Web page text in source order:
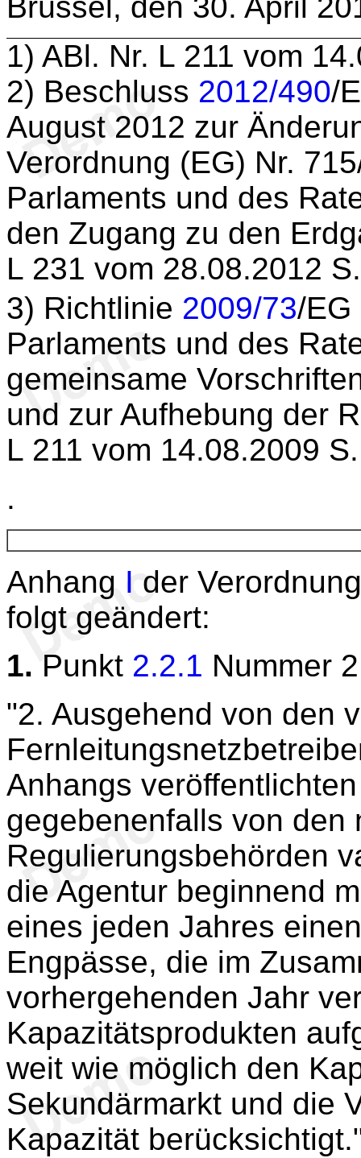
1) ABl. Nr. L 211 vom
2) Beschluss 2012/490/
August 2012 zur
Verordnung (EG) Nr.
Parlaments und des
den Zugang zu den
L 231 vom 28.08.2012
3) Richtlinie 2009/73/EG
Parlaments und des
gemeinsame
und zur Aufhebung der
L 211 vom 14.08.2009
.
Anhang I der
folgt geändert:
1. Punkt 2.2.1 Nummer
"2. Ausgehend von den
Anhangs
gegebenenfalls von den
Regulierungsbehörden
die Agentur beginnend
eines jeden Jahres
Engpässe, die im
vorhergehenden Jahr
Kapazitätsprodukten
weit wie möglich den
Sekundärmarkt und die
Kapazität